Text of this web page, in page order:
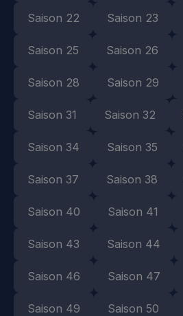
Saison 22 Saison 23
Saison 25 Saison 26
Saison 28 Saison 29
Saison 31 Saison 32
Saison 34 Saison 35
Saison 37 Saison 38
Saison 40 Saison 41
Saison 43 Saison 44
Saison 46 Saison 47
Saison 49 Saison 50